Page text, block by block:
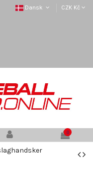
Dansk CZK Kč
0